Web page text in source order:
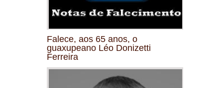
Falece, aos 65 anos, o
guaxupeano Léo Donizetti
Ferreira